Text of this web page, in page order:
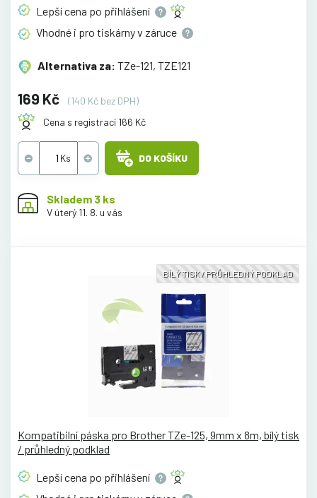
Lepší cena po přihlášení
Vhodné i pro tiskárny v záruce
Alternativa za: TZe-121, TZE121
169 Kč
(140 Kč bez DPH)
Cena s registrací 166 Kč
DO KOŠÍKU
Skladem 3 ks
V úterý 11. 8. u vás
BÍLÝ TISK / PRŮHLEDNÝ PODKLAD
Kompatibilní páska pro Brother TZe-125, 9mm x 8m, bílý tisk
/ průhledný podklad
Lepší cena po přihlášení